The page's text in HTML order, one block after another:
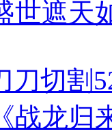
世遮天
刀切割
战龙归